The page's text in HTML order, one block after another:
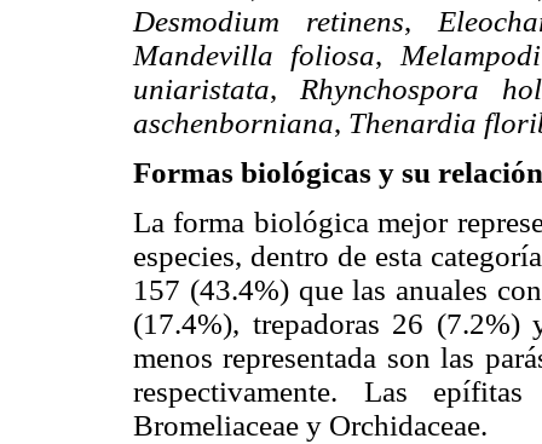
Desmodium retinens,
Mandevilla foliosa,
uniaristata, Rhynchospora
aschenborniana, Thenardia
Formas biológicas y su
La forma biológica mejor
especies, dentro de esta
157 (43.4%) que las anuales
(17.4%), trepadoras 26
menos representada son las
respectivamente. Las
Bromeliaceae y Orchidaceae.